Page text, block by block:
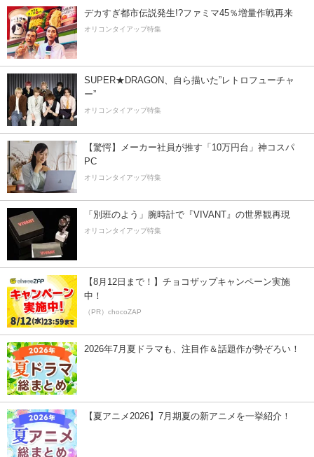
デカすぎ都市伝説発生!?ファミマ45％増量作戦再来
オリコンタイアップ特集
SUPER★DRAGON、自ら描いた”レトロフューチャ
ー”
オリコンタイアップ特集
【驚愕】メーカー社員が推す「10万円台」神コスパ
PC
オリコンタイアップ特集
「別班のよう」腕時計で『VIVANT』の世界観再現
オリコンタイアップ特集
【8月12日まで！】チョコザップキャンペーン実施
中！
（PR）chocoZAP
2026年7月夏ドラマも、注目作＆話題作が勢ぞろい！
【夏アニメ2026】7月期夏の新アニメを一挙紹介！